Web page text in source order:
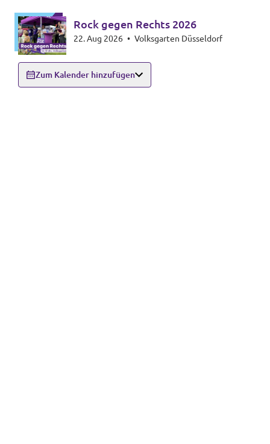
Rock gegen Rechts 2026
22. Aug 2026 • Volksgarten Düsseldorf
Zum Kalender hinzufügen